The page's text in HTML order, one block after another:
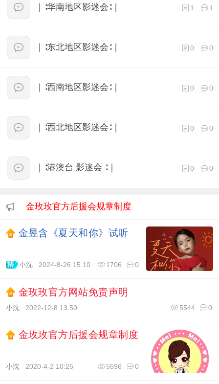
｜∶华南地区影迷会∶｜ 1 1
｜∶东北地区影迷会∶｜ 0 0
｜∶西南地区影迷会∶｜ 0 0
｜∶西北地区影迷会∶｜ 0 0
｜∶港澳台 影迷会 ∶｜ 0 0
金玫玫官方后援会规章制度
金昱含《夏天和你》试听
小沈 2024-8-26 15:10 0
1706
金玫玫官方网站免责声明
小沈2022-12-8 13:50 0
5544
金玫玫官方后援会规章制度
小沈2020-4-2 10:25 0
5596